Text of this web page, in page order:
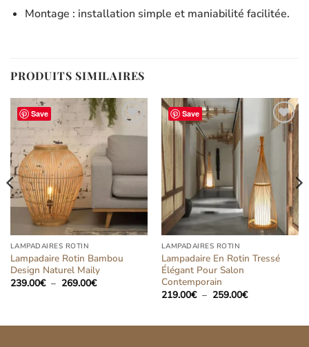
Montage : installation simple et maniabilité facilitée.
PRODUITS SIMILAIRES
Save
Ajouter
LAMPADAIRES ROTIN
Lampadaire Rotin Bambou
Design Naturel Maily
239.00€ – 269.00€Plage
269.00€
Save
Ajouter
à la liste
d’envies
LAMPADAIRES ROTIN
Lampadaire En Rotin Tressé
Élégant Pour Salon
Contemporain
219.00€ – 259.00€Plage
à